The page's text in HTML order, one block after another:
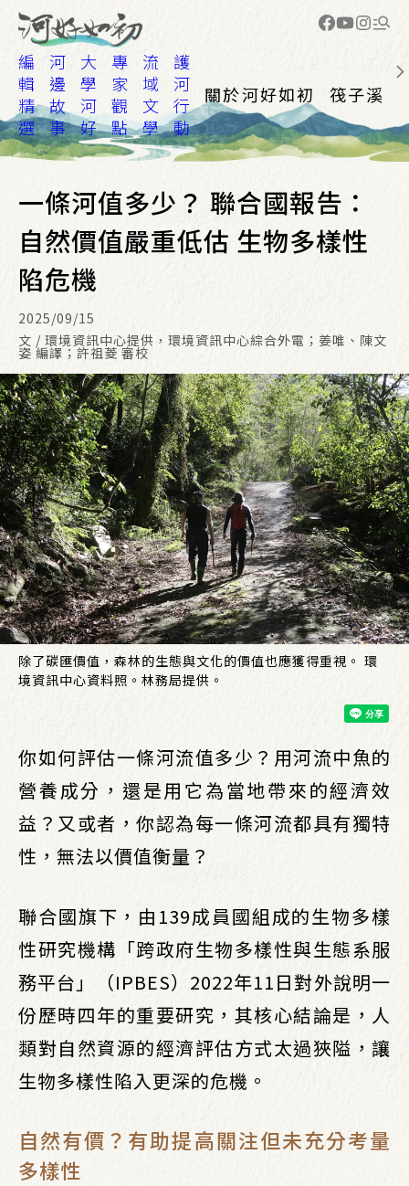
編
輯
精
選
河
邊
故
事
大
學
河
好
專
家
觀
點
流
域
文
學
護
河
行
動
關於河好如初 筏子溪
一條河值多少？ 聯合國報告：
自然價值嚴重低估 生物多樣性
陷危機
2025/09/15
文 / 環境資訊中心提供，環境資訊中心綜合外電；姜唯、陳文
姿 編譯；許祖菱 審校
除了碳匯價值，森林的生態與文化的價值也應獲得重視。 環
境資訊中心資料照。林務局提供。
你如何評估一條河流值多少？用河流中魚的
營養成分，還是用它為當地帶來的經濟效
益？又或者，你認為每一條河流都具有獨特
性，無法以價值衡量？
聯合國旗下，由139成員國組成的生物多樣
性研究機構「跨政府生物多樣性與生態系服
務平台」（IPBES）2022年11日對外說明一
份歷時四年的重要研究，其核心結論是，人
類對自然資源的經濟評估方式太過狹隘，讓
生物多樣性陷入更深的危機。
自然有價？有助提高關注但未充分考量
多樣性